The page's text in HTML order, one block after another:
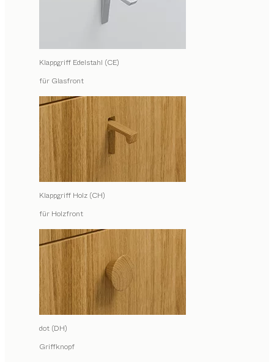
Klappgriff Edelstahl (CE)
für Glasfront
Klappgriff Holz (CH)
für Holzfront
dot (DH)
Griffknopf